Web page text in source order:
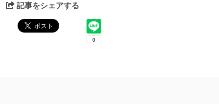
記事をシェアする